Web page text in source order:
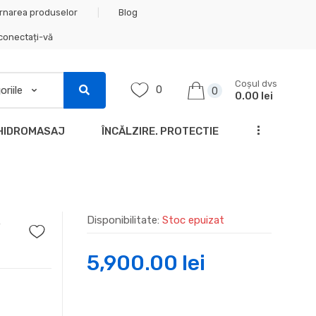
produselor Blog
vă
0 0
Coșul dvs
0.00 lei
ÎNCĂLZIRE. PROTECTIE ...
Disponibilitate: Stoc epuizat
5,900.00 lei